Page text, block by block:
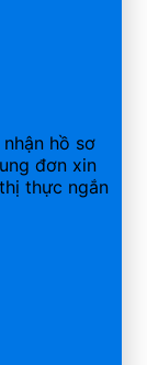
hồ sơ
đơn xin
thực ngắn